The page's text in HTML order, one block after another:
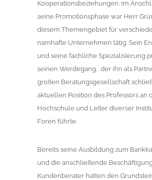
Kooperationsbeziehungen. Im
seine Promotionsphase war Herr
diesem Themengebiet für
namhafte Unternehmen tätig. Sein
und seine fachliche Spezialisierung
seinen Werdegang,
der ihn als
großen Beratungsgesellschaft
aktuellen Position des Professors an
Hochschule und Leiter diverser
Foren führte.
Bereits seine Ausbildung zum
und die anschließende
Kundenberater hatten den